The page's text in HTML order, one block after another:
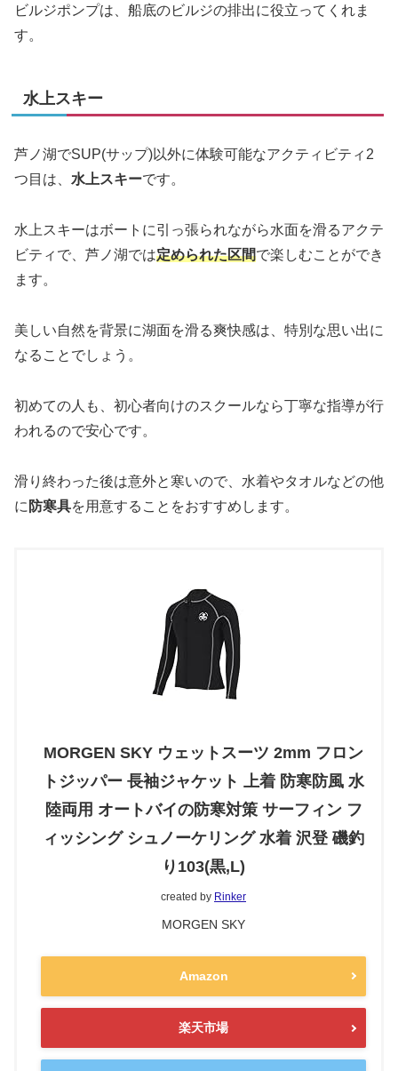
ビルジポンプは、船底のビルジの排出に役立ってくれま
す。
水上スキー
芦ノ湖でSUP(サップ)以外に体験可能なアクティビティ2
つ目は、 水上スキーです。
水上スキーはボートに引っ張られながら水面を滑るアクテ
ビティで、芦ノ湖では定められた区間で楽しむことができ
ます。
美しい自然を背景に湖面を滑る爽快感は、特別な思い出に
なることでしょう。
初めての人も、初心者向けのスクールなら丁寧な指導が行
われるので安心です。
滑り終わった後は意外と寒いので、水着やタオルなどの他
に 防寒具を用意することをおすすめします。
MORGEN SKY ウェットスーツ 2mm フロン
トジッパー 長袖ジャケット 上着 防寒防風 水
陸両用 オートバイの防寒対策 サーフィン フ
ィッシング シュノーケリング 水着 沢登 磯釣
り103(黒,L)
created by Rinker
MORGEN SKY
Amazon
楽天市場